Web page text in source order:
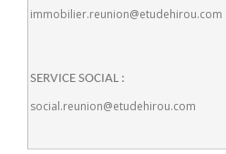
immobilier.reunion@etudehirou.com
SERVICE SOCIAL :
social.reunion@etudehirou.com